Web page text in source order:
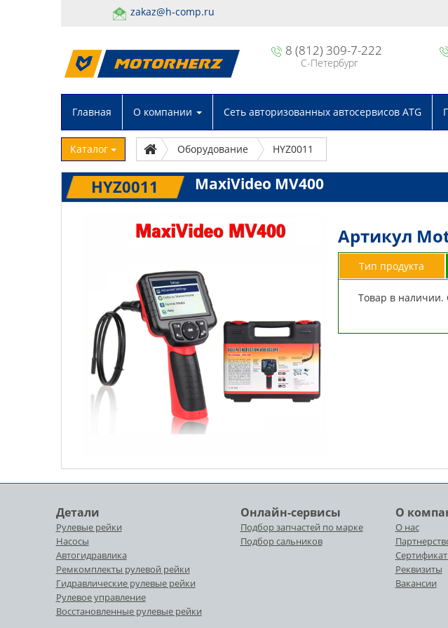
zakaz@h-comp.ru
8 (812) 309-7-222
С-Петербург
Главная О компании Сеть авторизованных автосервисов ATG
Каталог Оборудование HYZ0011
HYZ0011 MaxiVideo MV400
Артикул
Тип продукта
Товар в наличии.
Детали
Рулевые рейки
Насосы
Автогидравлика
Ремкомплекты рулевой рейки
Гидравлические рулевые рейки
Рулевое управление
Восстановленные рулевые рейки
Онлайн-сервисы
Подбор запчастей по марке
Подбор сальников
О
О нас
Реквизиты
Вакансии